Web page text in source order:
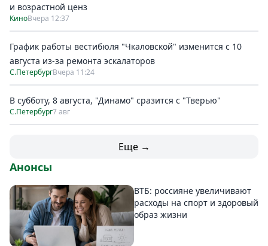
и возрастной ценз
КиноВчера 12:37
График работы вестибюля "Чкаловской" изменится с 10
августа из-за ремонта эскалаторов
С.ПетербургВчера 11:24
В субботу, 8 августа, "Динамо" сразится с "Тверью"
С.Петербург7 авг
Еще →
Анонсы
ВТБ: россияне увеличивают
расходы на спорт и здоровый
образ жизни